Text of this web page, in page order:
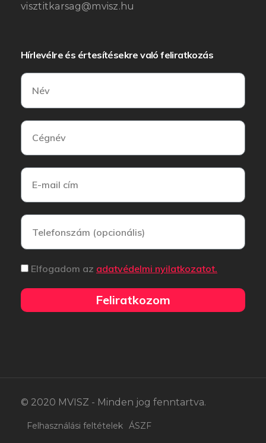
visztitkarsag@mvisz.hu
Hírlevélre és értesítésekre való feliratkozás
Elfogadom az adatvédelmi nyilatkozatot.
Feliratkozom
© 2020 MVISZ - Minden jog fenntartva.
Felhasználási feltételek ÁSZF